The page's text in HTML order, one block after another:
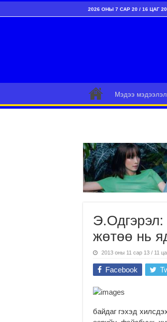
2026 ОНЫ 7 САР 20 / 16 ЦАГ
Мэдээ мэдээлэл
жөтөө нь
2013 оны 11 сар 13 / 11
Facebook
байдаг гэхэд